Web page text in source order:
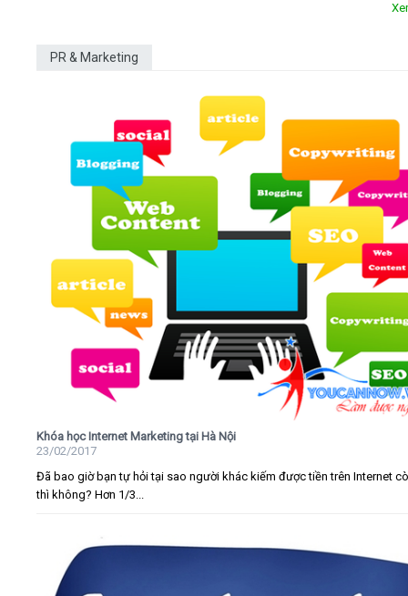
PR & Marketing
Khóa học Internet Marketing tại Hà Nội
23/02/2017
Đã bao giờ bạn tự hỏi tại sao người khác kiếm được tiền trên Internet
thì không? Hơn 1/3...